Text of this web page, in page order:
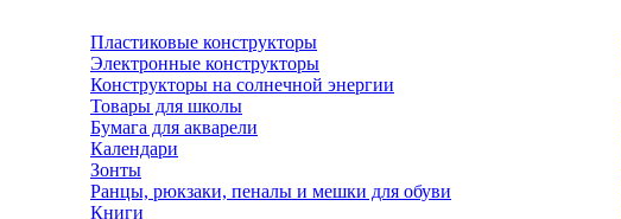
Пластиковые конструкторы
Электронные конструкторы
Конструкторы на солнечной энергии
Товары для школы
Бумага для акварели
Календари
Зонты
Ранцы, рюкзаки, пеналы и мешки для обуви
Книги